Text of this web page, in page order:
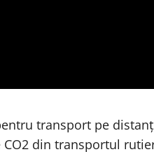
transport pe
din transportul